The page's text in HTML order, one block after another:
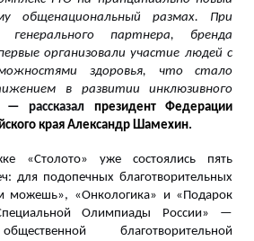
общенациональный размах. При
генерального партнера, бренда
организовали участие людей с
здоровья, что стало
в развитии инклюзивного
— рассказал президент Федерации
края Александр Шамехин.
«Столото» уже состоялись пять
для подопечных благотворительных
можешь», «Онкологика» и «Подарок
Олимпиады России» —
благотворительной